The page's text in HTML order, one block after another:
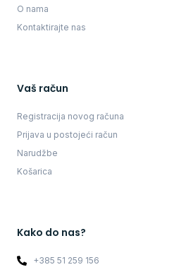
O nama
Kontaktirajte nas
Vaš račun
Registracija novog računa
Prijava u postojeći račun
Narudžbe
Košarica
Kako do nas?
+385 51 259 156